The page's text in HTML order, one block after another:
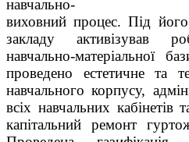
навчально-
виховний процес. Під
закладу активізував
навчально-матеріальної
проведено естетичне та
навчального корпусу,
всіх навчальних кабінетів
капітальний ремонт